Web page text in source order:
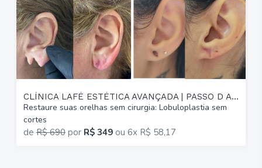
CLÍNICA LAFÉ ESTÉTICA AVANÇADA | PASSO D AREIA
Restaure suas orelhas sem cirurgia: Lobuloplastia sem
cortes
de R$ 690 por R$ 349 ou 6x R$ 58,17